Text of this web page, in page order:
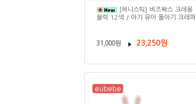
[허니스틱] 비즈왁스 크레용
블럭 12색 / 아기 유아 돌아기 크레파
31,000원 23,250원